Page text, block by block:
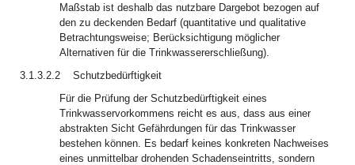
Maßstab ist deshalb das nutzbare Dargebot bezogen auf
den zu deckenden Bedarf (quantitative und qualitative
Betrachtungsweise; Berücksichtigung möglicher
Alternativen für die Trinkwassererschließung).
3.1.3.2.2
Schutzbedürftigkeit
Für die Prüfung der Schutzbedürftigkeit eines
Trinkwasservorkommens reicht es aus, dass aus einer
abstrakten Sicht Gefährdungen für das Trinkwasser
bestehen können. Es bedarf keines konkreten Nachweises
eines unmittelbar drohenden Schadenseintritts, sondern